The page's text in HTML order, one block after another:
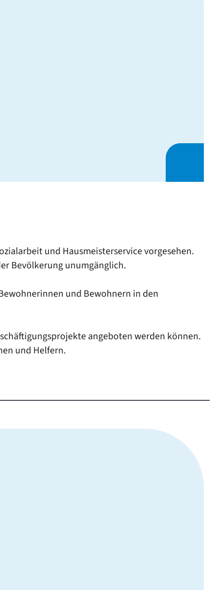
und Hausmeisterservice vorgesehen.
Bevölkerung unumgänglich.
und Bewohnern in den
angeboten werden können.
und Helfern.